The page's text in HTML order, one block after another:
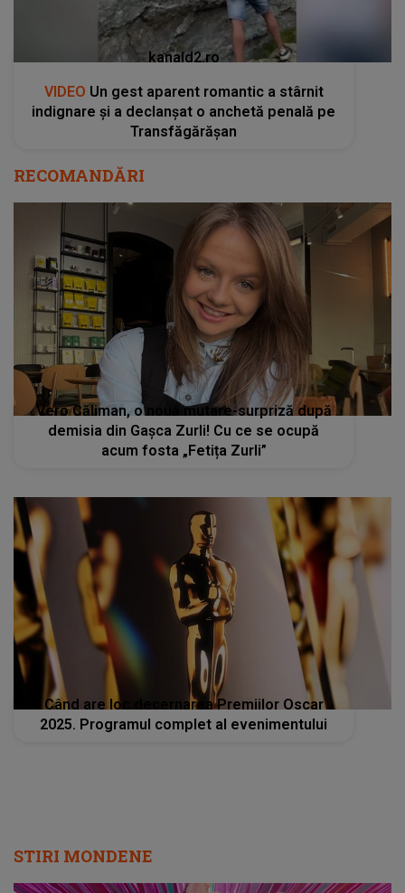
kanald2.ro
VIDEO Un gest aparent romantic a stârnit
indignare și a declanșat o anchetă penală pe
Transfăgărășan
RECOMANDĂRI
Vero Căliman, o nouă mutare-surpriză după
demisia din Gașca Zurli! Cu ce se ocupă
acum fosta „Fetița Zurli”
Când are loc decernarea Premiilor Oscar
2025. Programul complet al evenimentului
STIRI MONDENE